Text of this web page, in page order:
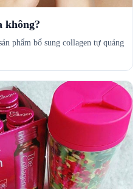
không?
phẩm bổ sung collagen tự quảng